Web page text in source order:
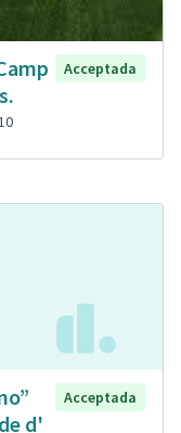
Acceptada
d'
Acceptada